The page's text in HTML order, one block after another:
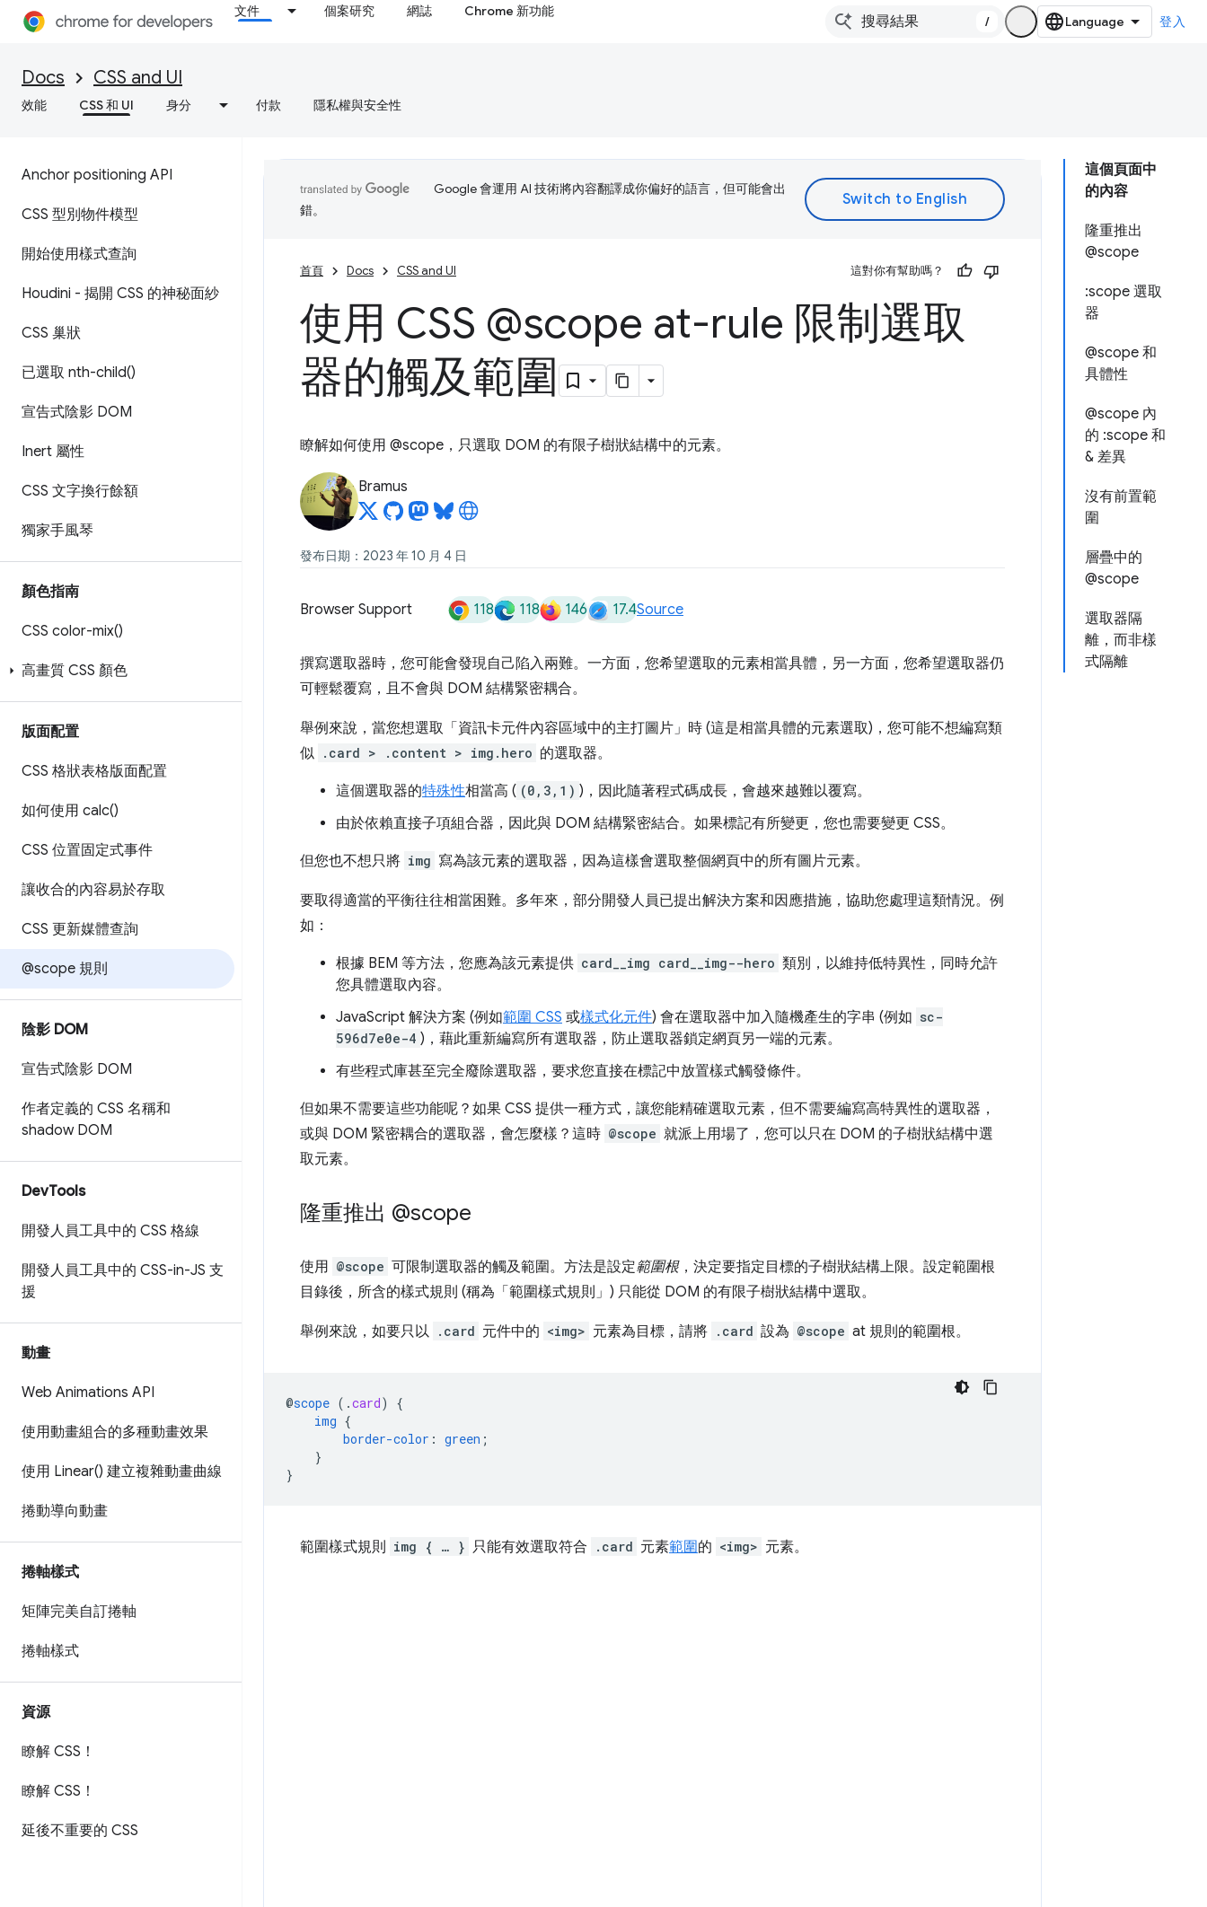
文件 個案研究 網誌 Chrome 新功能
/ 登入
Docs CSS and UI
效能 CSS 和 UI 身分 付款 隱私權與安全性
Anchor positioning API
CSS 型別物件模型
開始使用樣式查詢
Houdini - 揭開 CSS 的神秘面紗
CSS 巢狀
已選取 nth-child()
宣告式陰影 DOM
Inert 屬性
CSS 文字換行餘額
獨家手風琴
顏色指南
CSS color-mix()
高畫質 CSS 顏色
版面配置
CSS 格狀表格版面配置
如何使用 calc()
CSS 位置固定式事件
讓收合的內容易於存取
CSS 更新媒體查詢
@scope 規則
陰影 DOM
宣告式陰影 DOM
作者定義的 CSS 名稱和
shadow DOM
DevTools
開發人員工具中的 CSS 格線
開發人員工具中的 CSS-in-JS 支
援
動畫
Web Animations API
使用動畫組合的多種動畫效果
使用 Linear() 建立複雜動畫曲線
捲動導向動畫
捲軸樣式
矩陣完美自訂捲軸
捲軸樣式
資源
瞭解 CSS！
瞭解 CSS！
延後不重要的 CSS
這個頁面中
的內容
隆重推出
@scope
:scope 選取
器
@scope 和
具體性
@scope 內
的 :scope 和
& 差異
沒有前置範
圍
層疊中的
@scope
選取器隔
離，而非樣
式隔離
Google 會運用 AI 技術將內容翻譯成你偏好的語言，但可能會出
錯。
首頁 Docs CSS and UI 這對你有幫助嗎？
使用 CSS @scope at-rule 限制選取
器的觸及範圍
瞭解如何使用 @scope，只選取 DOM 的有限子樹狀結構中的元素。
Bramus
發布日期：2023 年 10 月 4 日
Browser Support 118 118 146 17.4Source
撰寫選取器時，您可能會發現自己陷入兩難。一方面，您希望選取的元素相當具體，另一方面，您希望選取器仍
可輕鬆覆寫，且不會與 DOM 結構緊密耦合。
舉例來說，當您想選取「資訊卡元件內容區域中的主打圖片」時 (這是相當具體的元素選取)，您可能不想編寫類
似 .card > .content > img.hero 的選取器。
這個選取器的特殊性相當高 ( (0,3,1) )，因此隨著程式碼成長，會越來越難以覆寫。
由於依賴直接子項組合器，因此與 DOM 結構緊密結合。如果標記有所變更，您也需要變更 CSS。
但您也不想只將 img 寫為該元素的選取器，因為這樣會選取整個網頁中的所有圖片元素。
要取得適當的平衡往往相當困難。多年來，部分開發人員已提出解決方案和因應措施，協助您處理這類情況。例
如：
根據 BEM 等方法，您應為該元素提供 card__img card__img--hero 類別，以維持低特異性，同時允許
您具體選取內容。
JavaScript 解決方案 (例如範圍 CSS 或樣式化元件) 會在選取器中加入隨機產生的字串 (例如 sc-
596d7e0e-4 )，藉此重新編寫所有選取器，防止選取器鎖定網頁另一端的元素。
有些程式庫甚至完全廢除選取器，要求您直接在標記中放置樣式觸發條件。
但如果不需要這些功能呢？如果 CSS 提供一種方式，讓您能精確選取元素，但不需要編寫高特異性的選取器，
或與 DOM 緊密耦合的選取器，會怎麼樣？這時 @scope 就派上用場了，您可以只在 DOM 的子樹狀結構中選
取元素。
隆重推出 @scope
使用 @scope 可限制選取器的觸及範圍。方法是設定範圍根，決定要指定目標的子樹狀結構上限。設定範圍根
目錄後，所含的樣式規則 (稱為「範圍樣式規則」 ) 只能從 DOM 的有限子樹狀結構中選取。
舉例來說，如要只以 .card 元件中的 <img> 元素為目標，請將 .card 設為 @scope at 規則的範圍根。
@scope ( .card)
{
img {
border-color : green ;
}
}
範圍樣式規則 img { … } 只能有效選取符合 .card 元素範圍的 <img> 元素。